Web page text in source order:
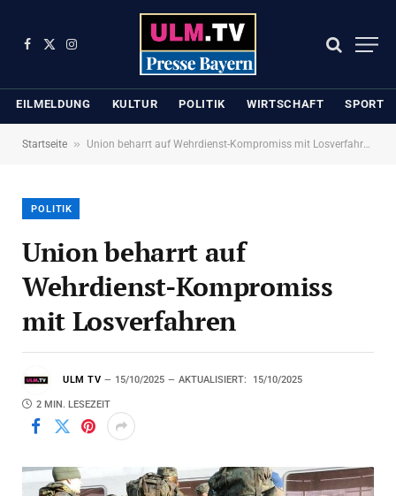
Facebook
X
Instagram
EILMELDUNG KULTUR POLITIK WIRTSCHAFT SPORT
Startseite » Union beharrt auf Wehrdienst-Kompromiss mit Losverfahren
POLITIK
Union beharrt auf
Wehrdienst-Kompromiss
mit Losverfahren
ULM TV 15/10/2025 AKTUALISIERT: 15/10/2025
2 MIN. LESEZEIT